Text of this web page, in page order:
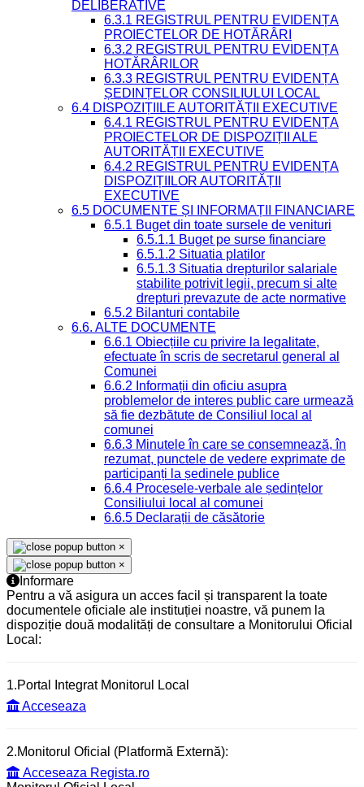
DELIBERATIVE
6.3.1 REGISTRUL PENTRU EVIDENȚA
PROIECTELOR DE HOTĂRÂRI
6.3.2 REGISTRUL PENTRU EVIDENȚA
HOTĂRÂRILOR
6.3.3 REGISTRUL PENTRU EVIDENȚA
ȘEDINȚELOR CONSILIULUI LOCAL
6.4 DISPOZIȚIILE AUTORITĂȚII EXECUTIVE
6.4.1 REGISTRUL PENTRU EVIDENȚA
PROIECTELOR DE DISPOZIȚII ALE
AUTORITĂȚII EXECUTIVE
6.4.2 REGISTRUL PENTRU EVIDENȚA
DISPOZIȚIILOR AUTORITĂȚII
EXECUTIVE
6.5 DOCUMENTE ȘI INFORMAȚII FINANCIARE
6.5.1 Buget din toate sursele de venituri
6.5.1.1 Buget pe surse financiare
6.5.1.2 Situatia platilor
6.5.1.3 Situatia drepturilor salariale
stabilite potrivit legii, precum si alte
drepturi prevazute de acte normative
6.5.2 Bilanturi contabile
6.6. ALTE DOCUMENTE
6.6.1 Obiecțiile cu privire la legalitate,
efectuate în scris de secretarul general al
Comunei
6.6.2 Informații din oficiu asupra
problemelor de interes public care urmează
să fie dezbătute de Consiliul local al
comunei
6.6.3 Minutele în care se consemnează, în
rezumat, punctele de vedere exprimate de
participanți la ședinele publice
6.6.4 Procesele-verbale ale ședințelor
Consiliului local al comunei
6.6.5 Declarații de căsătorie
×
×
Informare
Pentru a vă asigura un acces facil și transparent la toate
documentele oficiale ale instituției noastre, vă punem la
dispoziție două modalități de consultare a Monitorului Oficial
Local:
1.Portal Integrat Monitorul Local
Acceseaza
2.Monitorul Oficial (Platformă Externă):
Acceseaza Regista.ro